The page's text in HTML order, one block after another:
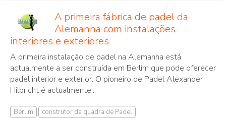
A primeira fábrica de padel da
Alemanha com instalações
interiores e exteriores
A primeira instalação de padel na Alemanha está
actualmente a ser construída em Berlim que pode oferecer
padel interior e exterior. O pioneiro de Padel Alexander
Hilbricht é actualmente...
Berlim construtor da quadra de Padel